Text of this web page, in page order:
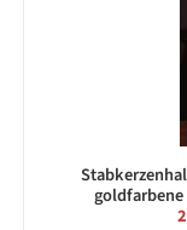
goldfarbene